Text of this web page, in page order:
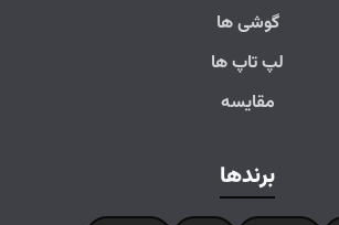
گوشی ها
لپ تاپ ها
مقایسه
برندها